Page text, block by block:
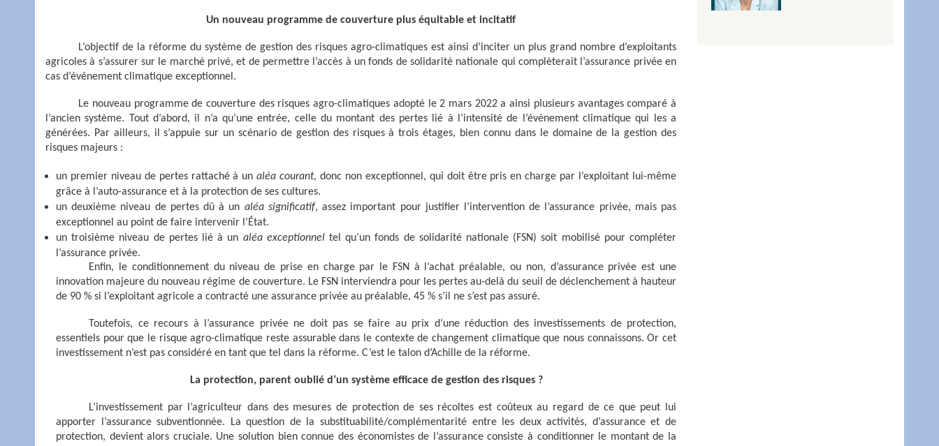
Un nouveau programme de couverture plus équitable et incitatif
L’objectif de la réforme du système de gestion des risques agro-climatiques est ainsi d’inciter un plus grand nombre d’exploitants
agricoles à s’assurer sur le marché privé, et de permettre l’accès à un fonds de solidarité nationale qui complèterait l’assurance privée en
cas d’événement climatique exceptionnel.
Le nouveau programme de couverture des risques agro-climatiques adopté le 2 mars 2022 a ainsi plusieurs avantages comparé à
l’ancien système. Tout d’abord, il n’a qu’une entrée, celle du montant des pertes lié à l’intensité de l’événement climatique qui les a
générées. Par ailleurs, il s’appuie sur un scénario de gestion des risques à trois étages, bien connu dans le domaine de la gestion des
risques majeurs :
un premier niveau de pertes rattaché à unaléa courant, donc non exceptionnel, qui doit être pris en charge par l’exploitant lui-même
grâce à l’auto-assurance et à la protection de ses cultures.
un deuxième niveau de pertes dû à un aléa significatif, assez important pour justifier l’intervention de l’assurance privée, mais pas
exceptionnel au point de faire intervenir l’État.
un troisième niveau de pertes lié à un aléa exceptionneltel qu’un fonds de solidarité nationale (FSN) soit mobilisé pour compléter
l’assurance privée.
Enfin, le conditionnement du niveau de prise en charge par le FSN à l’achat préalable, ou non, d’assurance privée est une
innovation majeure du nouveau régime de couverture. Le FSN interviendra pour les pertes au-delà du seuil de déclenchement à hauteur
de 90 % si l’exploitant agricole a contracté une assurance privée au préalable, 45 % s’il ne s’est pas assuré.
Toutefois, ce recours à l’assurance privée ne doit pas se faire au prix d’une réduction des investissements de protection,
essentiels pour que le risque agro-climatique reste assurable dans le contexte de changement climatique que nous connaissons. Or cet
investissement n’est pas considéré en tant que tel dans la réforme. C’est le talon d’Achille de la réforme.
La protection, parent oublié d’un système efficace de gestion des risques ?
L’investissement par l’agriculteur dans des mesures de protection de ses récoltes est coûteux au regard de ce que peut lui
apporter l’assurance subventionnée. La question de la substituabilité/complémentarité entre les deux activités, d’assurance et de
protection, devient alors cruciale. Une solution bien connue des économistes de l’assurance consiste à conditionner le montant de la